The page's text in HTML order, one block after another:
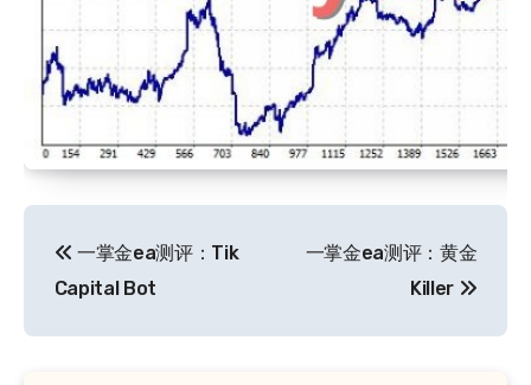
章
导
一掌金ea测评：Tik
Capital Bot
一掌金ea测评：黄金
Killer